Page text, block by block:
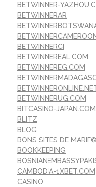
BETWINNER-
BETWINNERAR
BETWINNERCI
BETWINNEREAL.COM
BETWINNEREG.COM
BETWINNERUG.COM
BITCASINO-JAPAN.COM
BLITZ
BLOG
BONS SITES DE
BOOKKEEPING
CAMBODIA-1XBET.COM
CASINO